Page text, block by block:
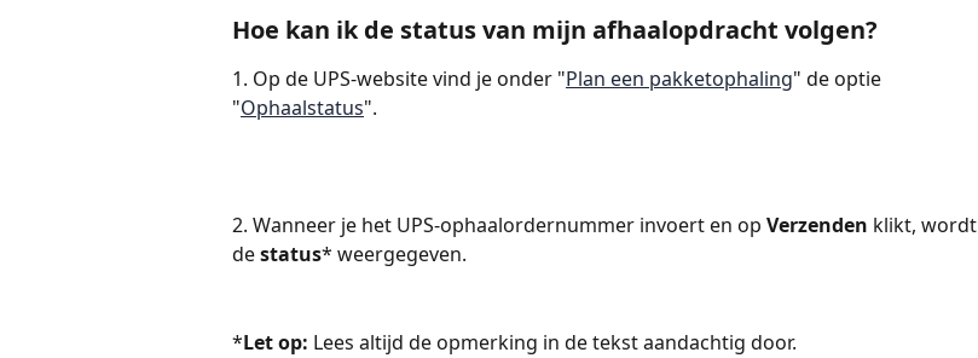
Hoe kan ik de status van mijn afhaalopdracht volgen?
1. Op de UPS-website vind je onder "Plan een pakketophaling" de optie
"Ophaalstatus".
2. Wanneer je het UPS-ophaalordernummer invoert en op Verzenden klikt, wordt
de status* weergegeven.
*Let op: Lees altijd de opmerking in de tekst aandachtig door.